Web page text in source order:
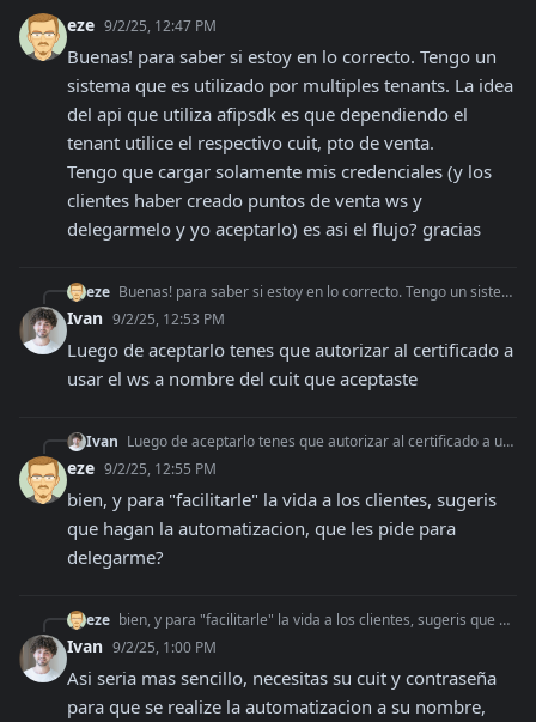
eze 9/2/25, 12:47 PM
Buenas! para saber si estoy en lo correcto. Tengo un
sistema que es utilizado por multiples tenants. La idea
del api que utiliza afipsdk es que dependiendo el
tenant utilice el respectivo cuit, pto de venta.
Tengo que cargar solamente mis credenciales (y los
clientes haber creado puntos de venta ws y
delegarmelo y yo aceptarlo) es asi el flujo? gracias
eze Buenas! para saber si estoy en lo correcto. Tengo un sistema que es utilizado por multiples tenants. La idea del api que utiliza afipsdk es que dependiendo el t
Ivan 9/2/25, 12:53 PM
Luego de aceptarlo tenes que autorizar al certificado a
usar el ws a nombre del cuit que aceptaste
Ivan Luego de aceptarlo tenes que autorizar al certificado a usar el ws a nombre del cuit que aceptaste
eze 9/2/25, 12:55 PM
bien, y para "facilitarle" la vida a los clientes, sugeris
que hagan la automatizacion, que les pide para
delegarme?
eze bien, y para "facilitarle" la vida a los clientes, sugeris que hagan la automatizacion, que les pide para delegarme?
Ivan 9/2/25, 1:00 PM
Asi seria mas sencillo, necesitas su cuit y contraseña
para que se realize la automatizacion a su nombre,